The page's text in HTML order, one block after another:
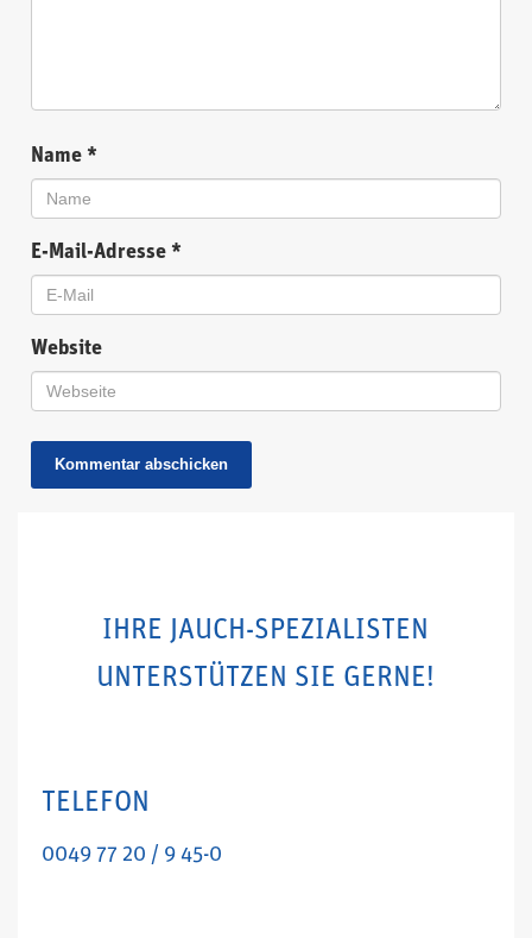
Name*
E-Mail-Adresse*
Website
IHRE JAUCH-SPEZIALISTEN
UNTERSTÜTZEN SIE GERNE!
TELEFON
0049 77 20 / 9 45-0